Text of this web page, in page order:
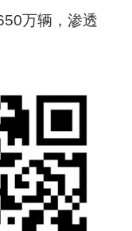
万辆，渗透